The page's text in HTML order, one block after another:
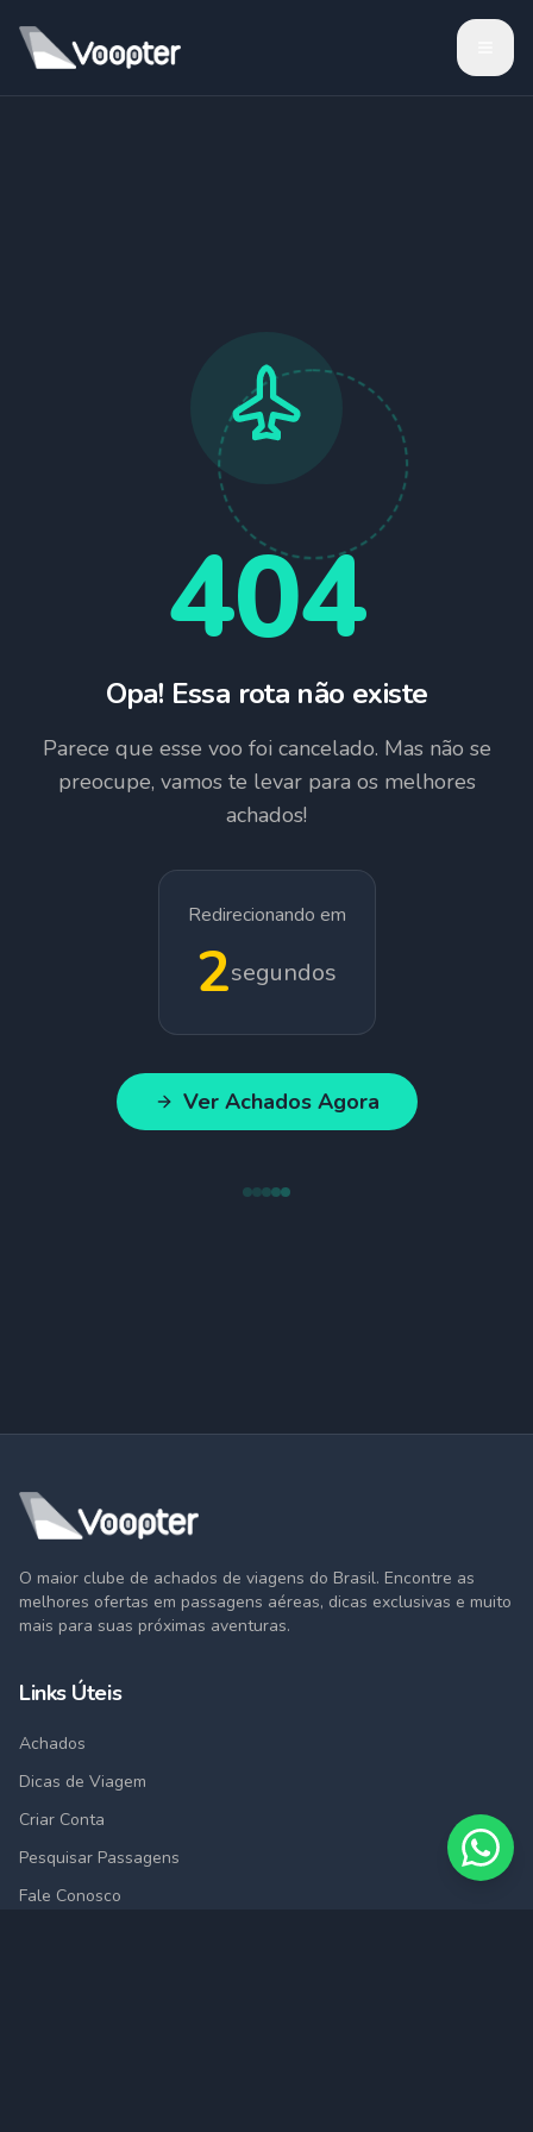
404
Opa! Essa rota não existe
Parece que esse voo foi cancelado. Mas não se
preocupe, vamos te levar para os melhores
achados!
Redirecionando em
1segundos
Ver Achados Agora
O maior clube de achados de viagens do Brasil. Encontre as
melhores ofertas em passagens aéreas, dicas exclusivas e muito
mais para suas próximas aventuras.
Links Úteis
Achados
Dicas de Viagem
Criar Conta
Pesquisar Passagens
Fale Conosco